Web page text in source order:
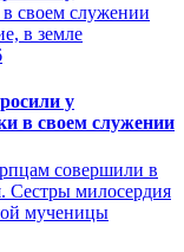
в земле
у
в своем служении
совершили в
Сестры милосердия
мученицы